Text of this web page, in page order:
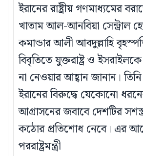
ইরানের রাষ্ট্রীয় গণমাধ্যমের
খাতাম আল-আনবিয়া সেন্ট্রাল
কমান্ডার আলী আবদুল্লাহি
বিবৃতিতে যুক্তরাষ্ট্র ও ইসরাইলকে
না নেওয়ার আহ্বান জানান।
ইরানের বিরুদ্ধে যেকোনো
আগ্রাসনের জবাবে দেশটির
কঠোর প্রতিশোধ নেবে। এর
পররাষ্ট্রমন্ত্রী